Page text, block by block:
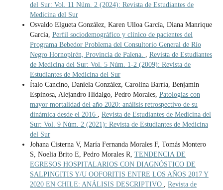
del Sur: Vol. 11 Núm. 2 (2024): Revista de Estudiantes de
Medicina del Sur
Osvaldo Elgueta González, Karen Ulloa García, Diana Manrique
García, Perfil sociodemográfico y clínico de pacientes del
Programa Bebedor Problema del Consultorio General de Río
Negro Hornopirén, Provincia de Palena. , Revista de Estudiantes
de Medicina del Sur: Vol. 5 Núm. 1-2 (2009): Revista de
Estudiantes de Medicina del Sur
Ítalo Cancino, Daniela González, Carolina Barría, Benjamín
Espinosa, Alejandro Hidalgo, Pedro Morales, Patologías con
mayor mortalidad del año 2020: análisis retrospectivo de su
dinámica desde el 2016 , Revista de Estudiantes de Medicina del
Sur: Vol. 9 Núm. 2 (2021): Revista de Estudiantes de Medicina
del Sur
Johana Cisterna V, María Fernanda Morales F, Tomás Montero
S, Noelia Brito E, Pedro Morales R, TENDENCIA DE
EGRESOS HOSPITALARIOS CON DIAGNÓSTICO DE
SALPINGITIS Y/U OOFORITIS ENTRE LOS AÑOS 2017 Y
2020 EN CHILE: ANÁLISIS DESCRIPTIVO , Revista de